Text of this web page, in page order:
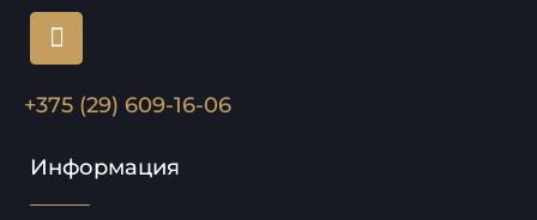
+375 (29) 609-16-06
Информация